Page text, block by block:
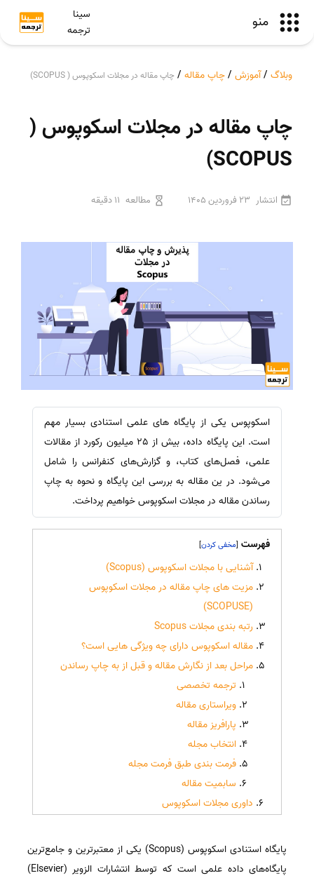
منو
سینا
ترجمه
وبلاگ /آموزش /چاپ مقاله / چاپ مقاله در مجلات اسکوپوس ( SCOPUS)
چاپ مقاله در مجلات اسکوپوس (
SCOPUS)
انتشار 23 فروردین 1405 مطالعه 11 دقیقه
اسکوپوس یکی از پایگاه های علمی استنادی بسیار مهم
است. این پایگاه داده، بیش از 25 میلیون رکورد از مقالات
علمی، فصل‌های کتاب، و گزارش‌های کنفرانس را شامل
می‌شود. در ین مقاله به بررسی این پایگاه و نحوه به چاپ
رساندن مقاله در مجلات اسکوپوس خواهیم پرداخت.
فهرست [
]
آشنایی با مجلات اسکوپوس (Scopus)
مزیت های چاپ مقاله در مجلات اسکوپوس
(SCOPUSE)
رتبه بندی مجلات Scopus
مقاله اسکوپوس دارای چه ویژگی هایی است؟
مراحل بعد از نگارش مقاله و قبل از به چاپ رساندن
ترجمه تخصصی
ویراستاری مقاله
پارافریز مقاله
انتخاب مجله
فرمت بندی طبق فرمت مجله
سابمیت مقاله
داوری مجلات اسکوپوس
پایگاه استنادی اسکوپوس (Scopus) یکی از معتبرترین و جامع‌ترین
پایگاه‌های داده علمی است که توسط انتشارات الزویر (Elsevier)